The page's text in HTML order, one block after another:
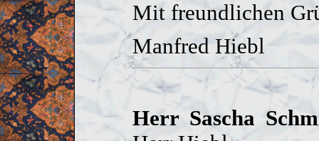
Mit freundlichen
Manfred Hiebl
Herr Sascha